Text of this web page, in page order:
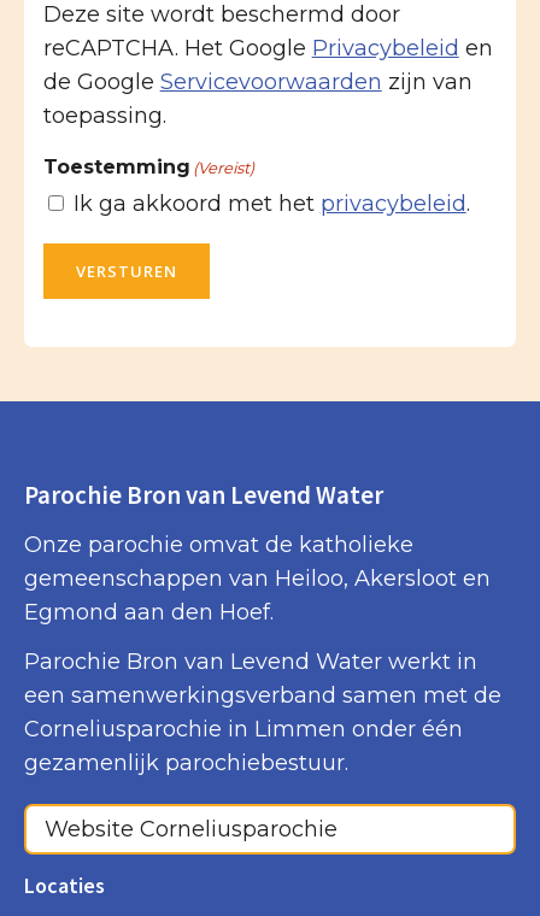
Deze site wordt beschermd door
reCAPTCHA. Het Google Privacybeleid en
de Google Servicevoorwaarden zijn van
toepassing.
Toestemming (Vereist)
Ik ga akkoord met het privacybeleid.
VERSTUREN
Parochie Bron van Levend Water
Onze parochie omvat de katholieke
gemeenschappen van Heiloo, Akersloot en
Egmond aan den Hoef.
Parochie Bron van Levend Water werkt in
een samenwerkingsverband samen met de
Corneliusparochie in Limmen onder één
gezamenlijk parochiebestuur.
Website Corneliusparochie
Locaties